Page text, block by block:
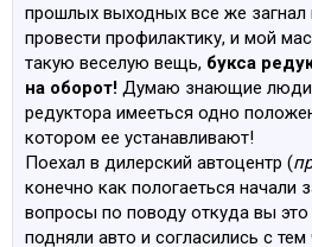
прошлых выходных все же загнал
провести профилактику, и мой
такую веселую вещь, букса
на оборот! Думаю знающие люди
редуктора имееться одно
котором ее устанавливают!
Поехал в дилерский автоцентр (
конечно как пологаеться начали
вопросы по поводу откуда вы это
подняли авто и согласились с